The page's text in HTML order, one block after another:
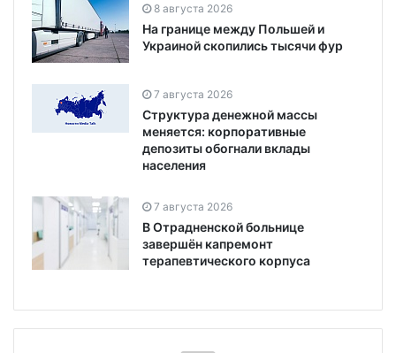
8 августа 2026
На границе между Польшей и
Украиной скопились тысячи фур
7 августа 2026
Структура денежной массы
меняется: корпоративные
депозиты обогнали вклады
населения
7 августа 2026
В Отрадненской больнице
завершён капремонт
терапевтического корпуса